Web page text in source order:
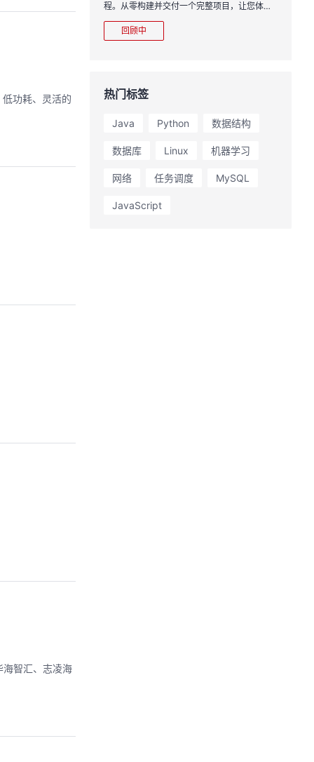
功耗、灵活的
智汇、志凌海
程。从零构建并交付一个完整项目，让您体验
从代码提交到服务上线的“极速”之旅。
回顾中
热门标签
Java Python 数据结构
数据库 Linux 机器学习
网络 任务调度 MySQL
JavaScript